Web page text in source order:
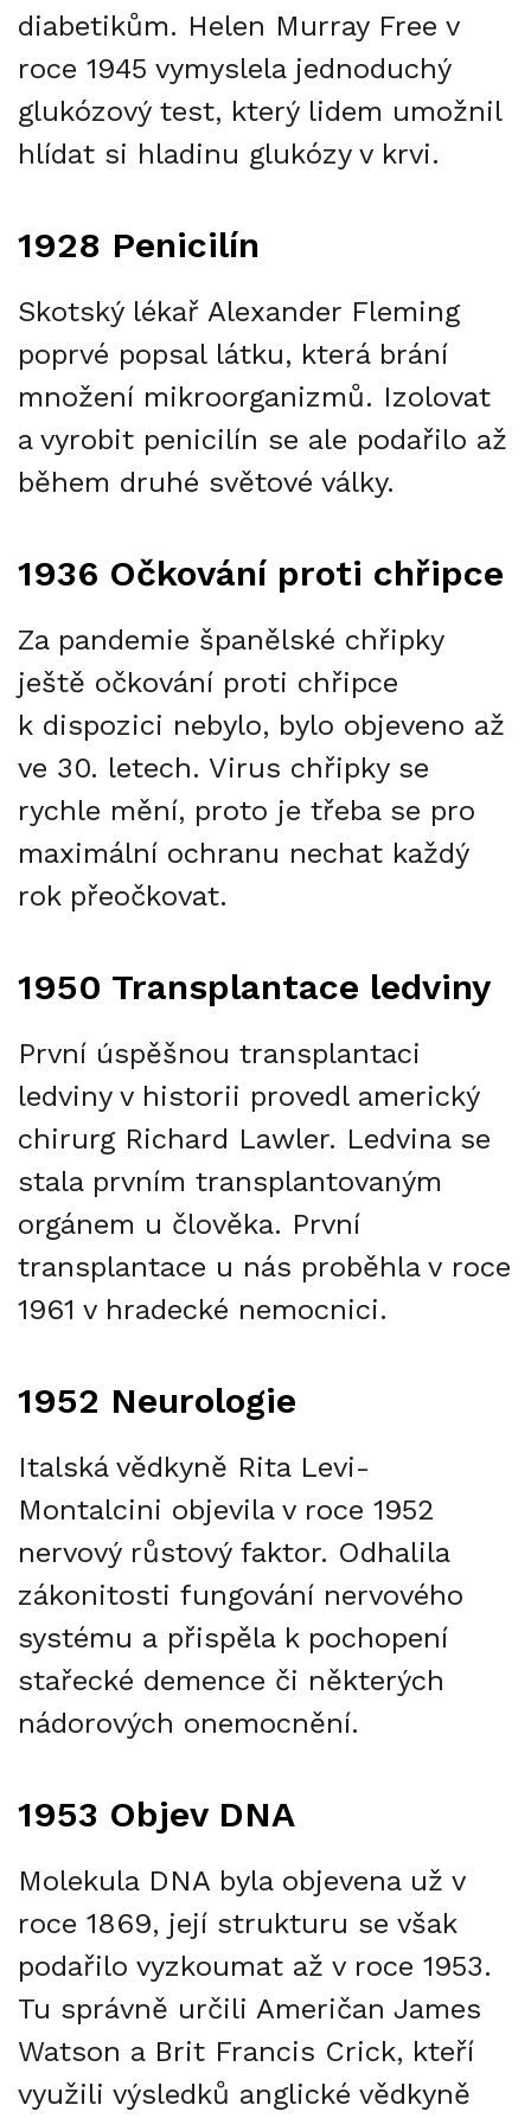
diabetikům. Helen Murray Free v
roce 1945 vymyslela jednoduchý
glukózový test, který lidem umožnil
hlídat si hladinu glukózy v krvi.
1928 Penicilín
Skotský lékař Alexander Fleming
poprvé popsal látku, která brání
množení mikroorganizmů. Izolovat
a vyrobit penicilín se ale podařilo až
během druhé světové války.
1936 Očkování proti chřipce
Za pandemie španělské chřipky
ještě očkování proti chřipce
k dispozici nebylo, bylo objeveno až
ve 30. letech. Virus chřipky se
rychle mění, proto je třeba se pro
maximální ochranu nechat každý
rok přeočkovat.
1950 Transplantace ledviny
První úspěšnou transplantaci
ledviny v historii provedl americký
chirurg Richard Lawler. Ledvina se
stala prvním transplantovaným
orgánem u člověka. První
transplantace u nás proběhla v roce
1961 v hradecké nemocnici.
1952 Neurologie
Italská vědkyně Rita Levi-
Montalcini objevila v roce 1952
nervový růstový faktor. Odhalila
zákonitosti fungování nervového
systému a přispěla k pochopení
stařecké demence či některých
nádorových onemocnění.
1953 Objev DNA
Molekula DNA byla objevena už v
roce 1869, její strukturu se však
podařilo vyzkoumat až v roce 1953.
Tu správně určili Američan James
Watson a Brit Francis Crick, kteří
využili výsledků anglické vědkyně